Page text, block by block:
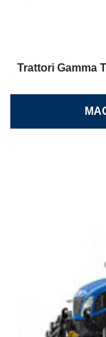
Trattori Gamma